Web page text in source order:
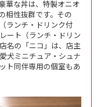
華な丼は、特製オニオ
相性抜群です。その
ランチ・ドリンク付
ート（ランチ・ドリン
名の「ニコ」は、店主
犬ミニチュア・シュナ
ト同伴専用の個室もあ